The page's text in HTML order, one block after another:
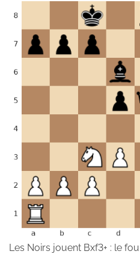
Les Noirs jouent Bxf3+ : le